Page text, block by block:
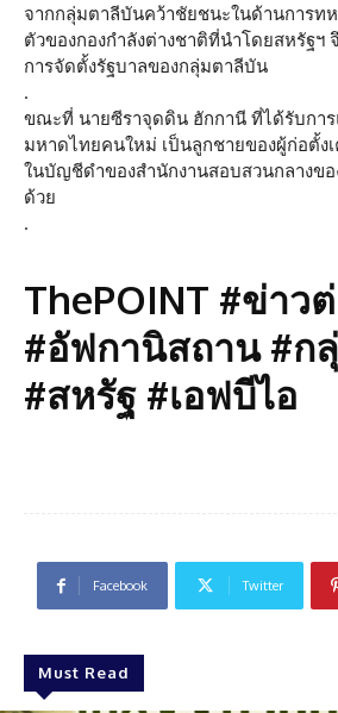
จากกลุ่มตาลีบันคว้าชัยชนะในด้านการท
ตัวของกองกำลังต่างชาติที่นำโดยสหรัฐฯ
การจัดตั้งรัฐบาลของกลุ่มตาลีบัน
.
ขณะที่ นายซีราจุดดิน ฮักกานี ที่ได้รับกา
มหาดไทยคนใหม่ เป็นลูกชายของผู้ก่อตั้ง
ในบัญชีดำของสำนักงานสอบสวนกลางขอ
ด้วย
.
ThePOINT #ข่าว
#อัฟกานิสถาน #ก
#สหรัฐ #เอฟบีไอ
Facebook Twitter
Must Read